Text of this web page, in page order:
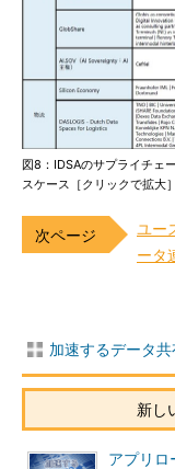
図8：IDSAのサプライチェ
スケース［クリックで拡大
ユー
ータ
加速するデータ
新し
アプリロ